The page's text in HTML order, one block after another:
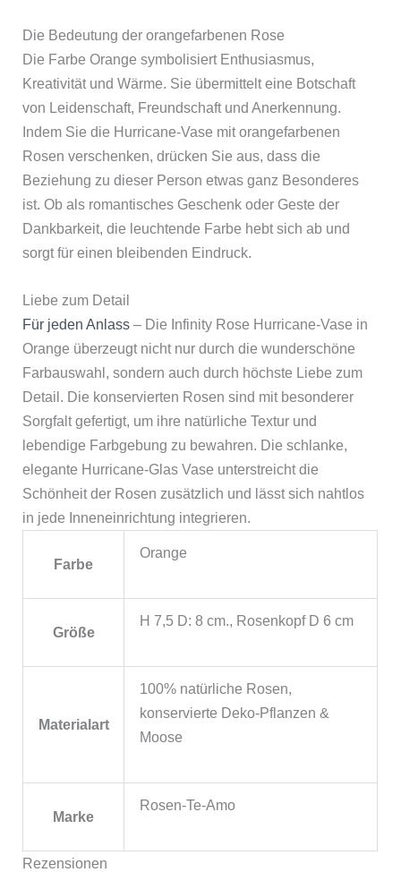
Die Bedeutung der orangefarbenen Rose
Die Farbe Orange symbolisiert Enthusiasmus,
Kreativität und Wärme. Sie übermittelt eine Botschaft
von Leidenschaft, Freundschaft und Anerkennung.
Indem Sie die Hurricane-Vase mit orangefarbenen
Rosen verschenken, drücken Sie aus, dass die
Beziehung zu dieser Person etwas ganz Besonderes
ist. Ob als romantisches Geschenk oder Geste der
Dankbarkeit, die leuchtende Farbe hebt sich ab und
sorgt für einen bleibenden Eindruck.
Liebe zum Detail
Für jeden Anlass – Die Infinity Rose Hurricane-Vase in
Orange überzeugt nicht nur durch die wunderschöne
Farbauswahl, sondern auch durch höchste Liebe zum
Detail. Die konservierten Rosen sind mit besonderer
Sorgfalt gefertigt, um ihre natürliche Textur und
lebendige Farbgebung zu bewahren. Die schlanke,
elegante Hurricane-Glas Vase unterstreicht die
Schönheit der Rosen zusätzlich und lässt sich nahtlos
in jede Inneneinrichtung integrieren.
Farbe
Orange
Größe
H 7,5 D: 8 cm., Rosenkopf D 6 cm
Materialart
100% natürliche Rosen,
konservierte Deko-Pflanzen &
Moose
Marke
Rosen-Te-Amo
Rezensionen